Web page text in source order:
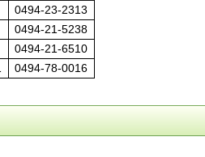
0494-23-2313
0494-21-5238
0494-21-6510
0494-78-0016